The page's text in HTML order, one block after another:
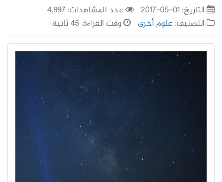
التاريخ: 01-05-2017
عدد المشاهدات: 4,997
التصنيف:علوم أخرى وقت القراءة: 45 ثانية